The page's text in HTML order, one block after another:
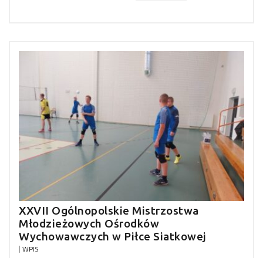
XXVII Ogólnopolskie Mistrzostwa
Młodzieżowych Ośrodków
Wychowawczych w Piłce Siatkowej
WPIS